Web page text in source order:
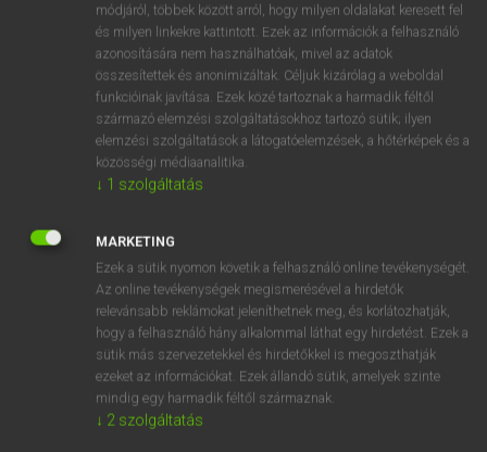
Díjmentes angol szótár arrow_forward_ios
alkalmaz (vmt vmre)
átdolgoz
adaptál
átalakít
⚲ adapt keresése szótárainkban
DÍJMENTES ANGOL SZÓTÁR
ádámkosztüm
Adam's apple
módjáról, többek között arról, hogy milyen oldalakat keresett fel
és milyen linkekre kattintott. Ezek az információk a felhasználó
azonosítására nem használhatóak, mivel az adatok
összesítettek és anonimizáltak. Céljuk kizárólag a weboldal
funkcióinak javítása. Ezek közé tartoznak a harmadik féltől
származó elemzési szolgáltatásokhoz tartozó sütik; ilyen
elemzési szolgáltatások a látogatóelemzések, a hőtérképek és a
közösségi médiaanalitika.
↓ 1 szolgáltatás
MARKETING
Ezek a sütik nyomon követik a felhasználó online tevékenységét.
Az online tevékenységek megismerésével a hirdetők
relevánsabb reklámokat jeleníthetnek meg, és korlátozhatják,
hogy a felhasználó hány alkalommal láthat egy hirdetést. Ezek a
sütik más szervezetekkel és hirdetőkkel is megoszthatják
ezeket az információkat. Ezek állandó sütik, amelyek szinte
mindig egy harmadik féltől származnak.
↓ 2 szolgáltatás